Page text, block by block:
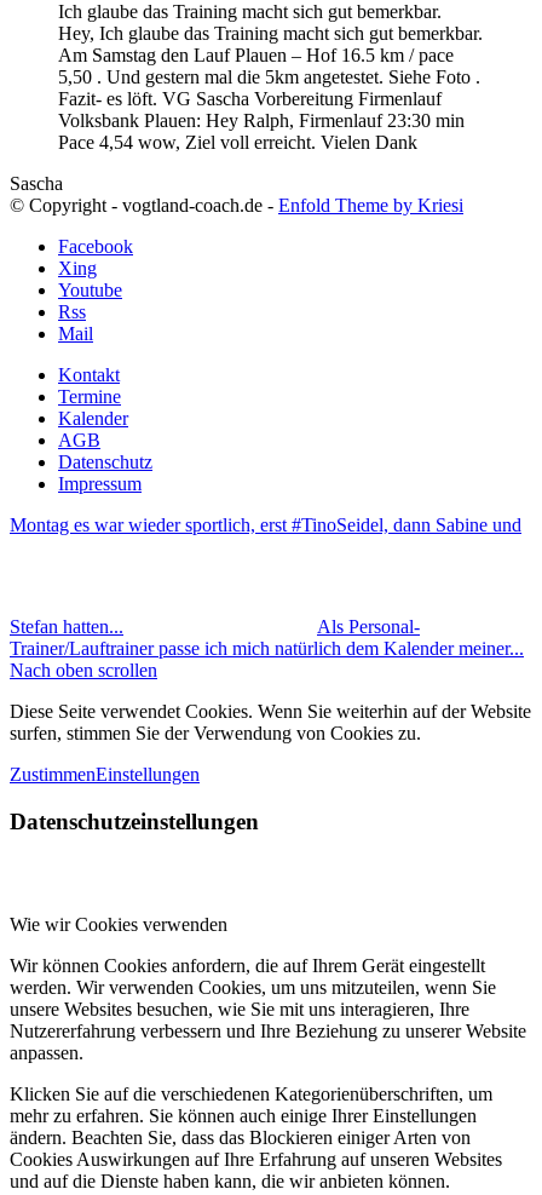
Ich glaube das Training macht sich gut bemerkbar.
Hey, Ich glaube das Training macht sich gut bemerkbar.
Am Samstag den Lauf Plauen – Hof 16.5 km / pace
5,50 . Und gestern mal die 5km angetestet. Siehe Foto .
Fazit- es löft. VG Sascha Vorbereitung Firmenlauf
Volksbank Plauen: Hey Ralph, Firmenlauf 23:30 min
Pace 4,54 wow, Ziel voll erreicht. Vielen Dank
Sascha
© Copyright - vogtland-coach.de - Enfold Theme by Kriesi
Facebook
Xing
Youtube
Rss
Mail
Kontakt
Termine
Kalender
AGB
Datenschutz
Impressum
Montag es war wieder sportlich, erst #TinoSeidel, dann Sabine und
Stefan hatten...
Als Personal-
Trainer/Lauftrainer passe ich mich natürlich dem Kalender meiner...
Nach oben scrollen
Diese Seite verwendet Cookies. Wenn Sie weiterhin auf der Website
surfen, stimmen Sie der Verwendung von Cookies zu.
ZustimmenEinstellungen
Datenschutzeinstellungen
Wie wir Cookies verwenden
Wir können Cookies anfordern, die auf Ihrem Gerät eingestellt
werden. Wir verwenden Cookies, um uns mitzuteilen, wenn Sie
unsere Websites besuchen, wie Sie mit uns interagieren, Ihre
Nutzererfahrung verbessern und Ihre Beziehung zu unserer Website
anpassen.
Klicken Sie auf die verschiedenen Kategorienüberschriften, um
mehr zu erfahren. Sie können auch einige Ihrer Einstellungen
ändern. Beachten Sie, dass das Blockieren einiger Arten von
Cookies Auswirkungen auf Ihre Erfahrung auf unseren Websites
und auf die Dienste haben kann, die wir anbieten können.